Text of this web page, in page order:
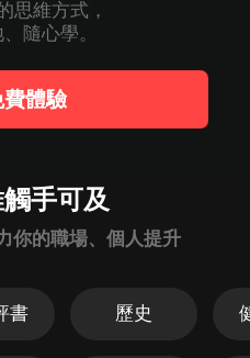
世界
思維方式，
隨心學。
你的職場、個人提升